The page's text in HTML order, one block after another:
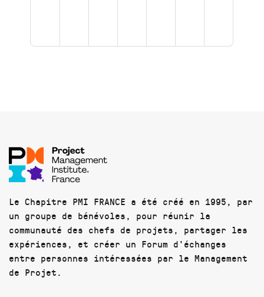
Le Chapitre PMI FRANCE a été créé en 1995, par
un groupe de bénévoles, pour réunir la
communauté des chefs de projets, partager les
expériences, et créer un Forum d'échanges
entre personnes intéressées par le Management
de Projet.